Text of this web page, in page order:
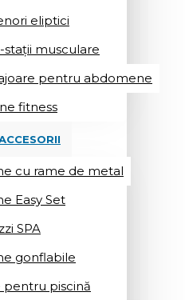
eliptici
stații musculare
pentru abdomene
fitness
cu rame de metal
Easy Set
SPA
gonflabile
pentru piscină